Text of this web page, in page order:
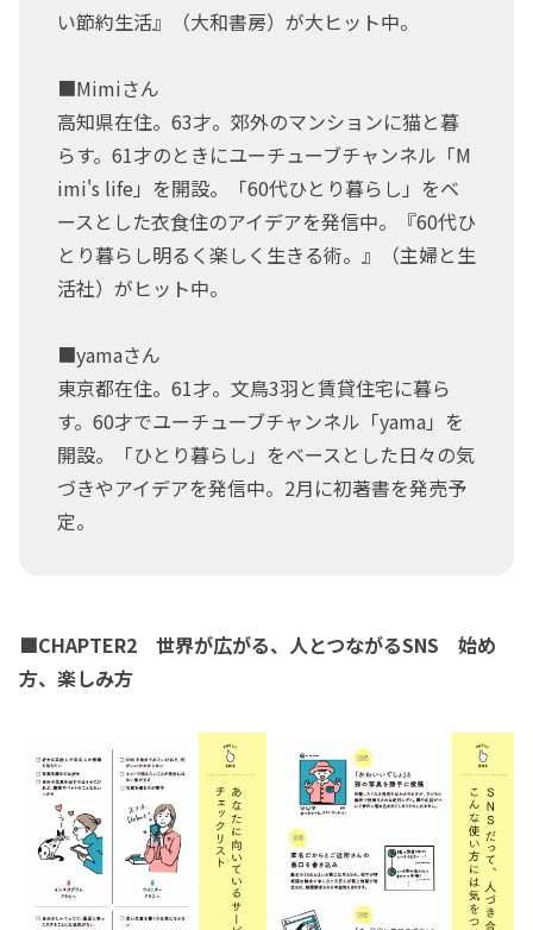
い節約生活』（大和書房）が大ヒット中。
■Mimiさん
高知県在住。63才。郊外のマンションに猫と暮
らす。61才のときにユーチューブチャンネル「M
imi's life」を開設。「60代ひとり暮らし」をベ
ースとした衣食住のアイデアを発信中。『60代ひ
とり暮らし明るく楽しく生きる術。』（主婦と生
活社）がヒット中。
■yamaさん
東京都在住。61才。文鳥3羽と賃貸住宅に暮ら
す。60才でユーチューブチャンネル「yama」を
開設。「ひとり暮らし」をベースとした日々の気
づきやアイデアを発信中。2月に初著書を発売予
定。
■CHAPTER2 世界が広がる、人とつながるSNS 始め
方、楽しみ方